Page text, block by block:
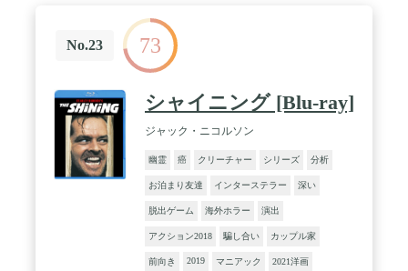
No.23 73
シャイニング [Blu-ray]
ジャック・ニコルソン
幽霊 癌 クリーチャー シリーズ 分析
お泊まり友達 インターステラー 深い
脱出ゲーム 海外ホラー 演出
アクション2018 騙し合い カップル家
前向き 2019 マニアック 2021洋画